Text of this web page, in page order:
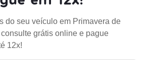
do seu veículo em Primavera de
grátis online e pague
12x!